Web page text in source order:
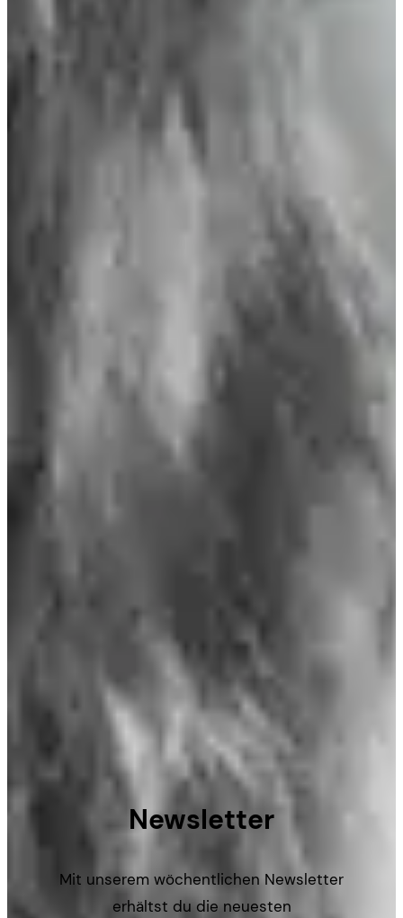
Newsletter
Mit unserem wöchentlichen Newsletter
erhältst du die neuesten